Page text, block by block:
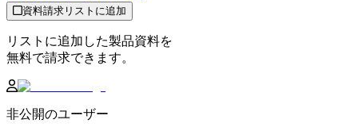
資料請求リストに追加
リストに追加した製品資料を
無料で請求できます。
非公開のユーザー